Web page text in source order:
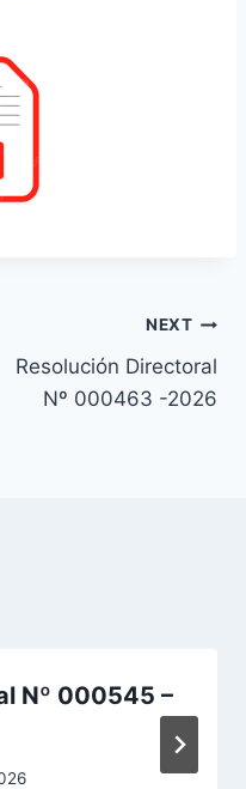
NEXT
Resolución Directoral
Nº 000463 -2026
Nº 000545 –